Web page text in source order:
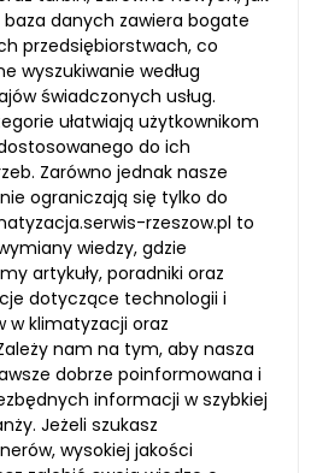
baza danych zawiera bogate
przedsiębiorstwach, co
wyszukiwanie według
świadczonych usług.
ułatwiają użytkownikom
do ich
Zarówno jednak nasze
ograniczają się tylko do
rzeszow.pl to
wiedzy, gdzie
artykuły, poradniki oraz
dotyczące technologii i
w klimatyzacji oraz
nam na tym, aby nasza
dobrze poinformowana i
informacji w szybkiej
Jeżeli szukasz
wysokiej jakości